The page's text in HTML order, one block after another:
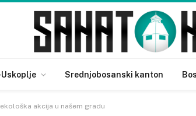
Srednjobosanski kanton
akcija u našem gradu